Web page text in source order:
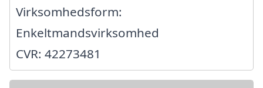
Virksomhedsform:
Enkeltmandsvirksomhed
CVR: 42273481